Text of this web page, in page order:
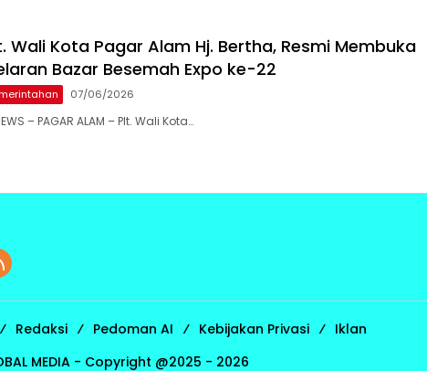
Wali Kota Pagar Alam Hj. Bertha, Resmi Membuka
Bazar Besemah Expo ke-22
07/06/2026
– PAGAR ALAM – Plt. Wali Kota…
Redaksi Pedoman AI Kebijakan Privasi
Iklan
MEDIA - Copyright @2025 - 2026